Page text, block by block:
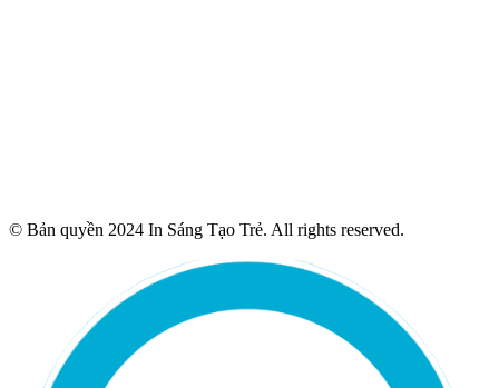
© Bản quyền 2024 In Sáng Tạo Trẻ. All rights reserved.